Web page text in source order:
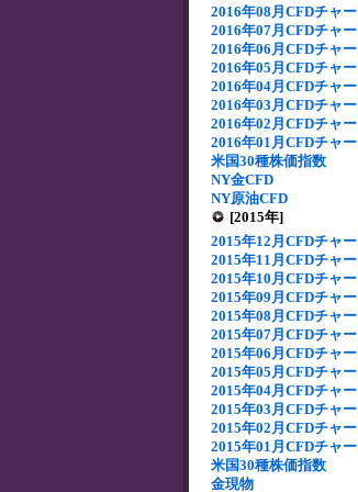
2016年08月CFDチャー
2016年07月CFDチャー
2016年06月CFDチャー
2016年05月CFDチャー
2016年04月CFDチャー
2016年03月CFDチャー
2016年02月CFDチャー
2016年01月CFDチャー
米国30種株価指数
NY金CFD
NY原油CFD
[2015年]
2015年12月CFDチャー
2015年11月CFDチャー
2015年10月CFDチャー
2015年09月CFDチャー
2015年08月CFDチャー
2015年07月CFDチャー
2015年06月CFDチャー
2015年05月CFDチャー
2015年04月CFDチャー
2015年03月CFDチャー
2015年02月CFDチャー
2015年01月CFDチャー
米国30種株価指数
金現物